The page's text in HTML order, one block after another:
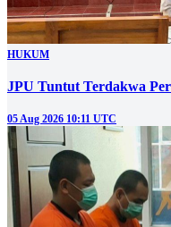
HUKUM
JPU Tuntut Terdakwa
05 Aug 2026 10:11 UTC